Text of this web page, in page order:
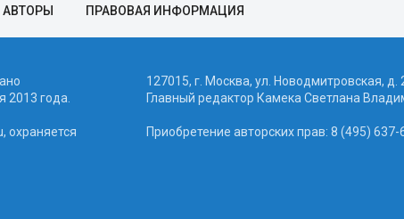
АВТОРЫ ПРАВОВАЯ ИНФОРМАЦИЯ
2013 года.
охраняется
127015, г. Москва, ул. Новодмитровская,
Главный редактор Камека Светлана
Приобретение авторских прав: 8 (495)